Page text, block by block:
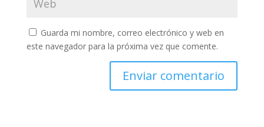
Guarda mi nombre, correo electrónico y web en
este navegador para la próxima vez que comente.